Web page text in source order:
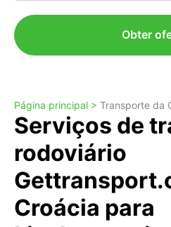
Obter
Página principal > Transporte da
Serviços de
rodoviário
Croácia para